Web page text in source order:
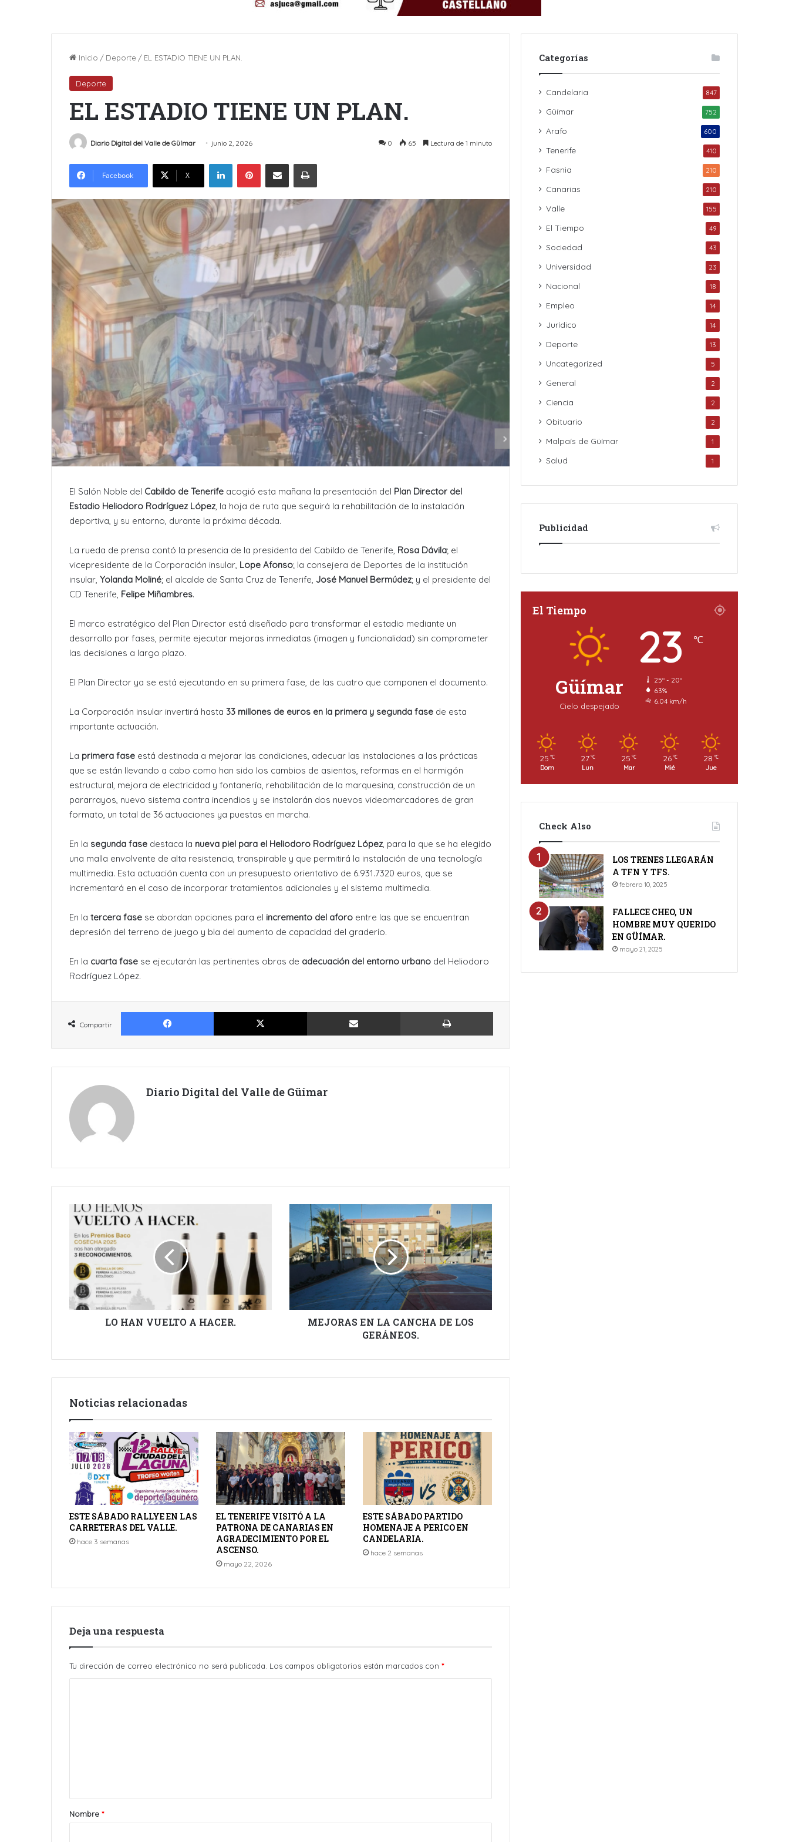
Inicio / Deporte / EL ESTADIO TIENE UN PLAN.
Deporte
EL ESTADIO TIENE UN PLAN.
Diario Digital del Valle de Güímar junio 2, 2026 0 65 Lectura de 1 minuto
Facebook X
LinkedInPinterestCompartir por Email Imprimir
El Salón Noble del Cabildo de Tenerife acogió esta mañana la presentación del Plan Director del
Estadio Heliodoro Rodríguez López, la hoja de ruta que seguirá la rehabilitación de la instalación
deportiva, y su entorno, durante la próxima década.
La rueda de prensa contó la presencia de la presidenta del Cabildo de Tenerife, Rosa Dávila; el
vicepresidente de la Corporación insular, Lope Afonso; la consejera de Deportes de la institución
insular, Yolanda Moliné; el alcalde de Santa Cruz de Tenerife, José Manuel Bermúdez; y el presidente del
CD Tenerife, Felipe Miñambres.
El marco estratégico del Plan Director está diseñado para transformar el estadio mediante un
desarrollo por fases, permite ejecutar mejoras inmediatas (imagen y funcionalidad) sin comprometer
las decisiones a largo plazo.
El Plan Director ya se está ejecutando en su primera fase, de las cuatro que componen el documento.
La Corporación insular invertirá hasta 33 millones de euros en la primera y segunda fase de esta
importante actuación.
La primera fase está destinada a mejorar las condiciones, adecuar las instalaciones a las prácticas
que se están llevando a cabo como han sido los cambios de asientos, reformas en el hormigón
estructural, mejora de electricidad y fontanería, rehabilitación de la marquesina, construcción de un
pararrayos, nuevo sistema contra incendios y se instalarán dos nuevos videomarcadores de gran
formato, un total de 36 actuaciones ya puestas en marcha.
En la segunda fase destaca la nueva piel para el Heliodoro Rodríguez López, para la que se ha elegido
una malla envolvente de alta resistencia, transpirable y que permitirá la instalación de una tecnología
multimedia. Esta actuación cuenta con un presupuesto orientativo de 6.931.7320 euros, que se
incrementará en el caso de incorporar tratamientos adicionales y el sistema multimedia.
En la tercera fase se abordan opciones para el incremento del aforo entre las que se encuentran
depresión del terreno de juego y bla del aumento de capacidad del graderío.
En la cuarta fase se ejecutarán las pertinentes obras de adecuación del entorno urbano del Heliodoro
Rodríguez López.
Compartir
Facebook X Compartir por Email Imprimir
Diario Digital del Valle de Güímar
LO
HAN
VUELTO
HACER.
LO HAN VUELTO A HACER.
MEJORAS
EN
LA
CANCHA
DE
GERÁNEOS.
MEJORAS EN LA CANCHA DE LOS
GERÁNEOS.
Noticias relacionadas
ESTE SÁBADO RALLYE EN LAS
CARRETERAS DEL VALLE.
hace 3 semanas
EL TENERIFE VISITÓ A LA
PATRONA DE CANARIAS EN
AGRADECIMIENTO POR EL
ASCENSO.
mayo 22, 2026
ESTE SÁBADO PARTIDO
HOMENAJE A PERICO EN
CANDELARIA.
hace 2 semanas
Deja una respuesta
Tu dirección de correo electrónico no será publicada. Los campos obligatorios están marcados con *
rNombre *
Categorías
Candelaria 847
Güímar 752
Arafo 600
Tenerife 410
Fasnia 210
Canarias 210
Valle 155
El Tiempo 49
Sociedad 43
Universidad 23
Nacional 18
Empleo 14
Jurídico 14
Deporte 13
Uncategorized 5
General 2
Ciencia 2
Obituario 2
Malpaís de Güímar 1
Salud 1
Publicidad
El Tiempo
Güímar
Cielo despejado
23 ℃
25º - 20º
63%
6.04 km/h
25 ℃
Dom
27 ℃
Lun
25 ℃
Mar
26 ℃
Mié
28 ℃
Jue
Check Also
LOS TRENES LLEGARÁN
A TFN Y TFS.
febrero 10, 2025
FALLECE CHEO, UN
HOMBRE MUY QUERIDO
EN GÜÍMAR.
mayo 21, 2025